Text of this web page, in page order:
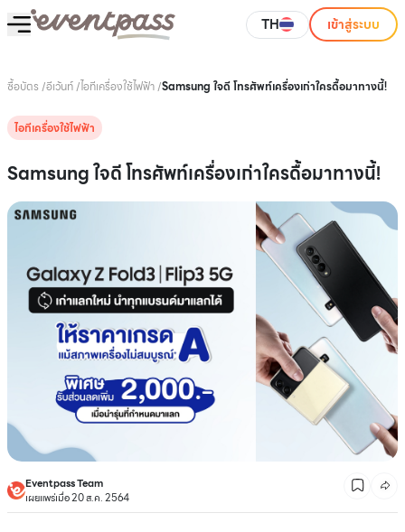
TH เข้าสู่ระบบ
ซื้อบัตร /อีเว้นท์/ไอทีเครื่องใช้ไฟฟ้า/Samsung ใจดี โทรศัพท์เครื่องเก่าใครดื้อมาทางนี้!
ไอทีเครื่องใช้ไฟฟ้า
Samsung ใจดี โทรศัพท์เครื่องเก่าใครดื้อมาทางนี้!
Eventpass Team
เผยแพร่เมื่อ 20 ส.ค. 2564